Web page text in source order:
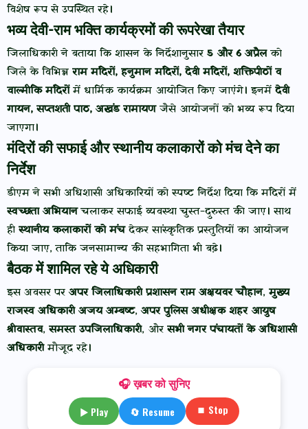
विशेष रूप से उपस्थित रहे।
भव्य देवी-राम भक्ति कार्यक्रमों की रूपरेखा तैयार
जिलाधिकारी ने बताया कि शासन के निर्देशानुसार 5 और 6 अप्रैलको
जिले के विभिन्न राम मंदिरों, हनुमान मंदिरों, देवी मंदिरों, शक्तिपीठों व
वाल्मीकि मंदिरोंमें धार्मिक कार्यक्रम आयोजित किए जाएंगे। इनमें देवी
गायन, सप्तशती पाठ, अखंड रामायणजैसे आयोजनों को भव्य रूप दिया
जाएगा।
मंदिरों की सफाई और स्थानीय कलाकारों को मंच देने का
निर्देश
डीएम ने सभी अधिशासी अधिकारियों को स्पष्ट निर्देश दिया कि मंदिरों में
स्वच्छता अभियानचलाकर सफाई व्यवस्था चुस्त-दुरुस्त की जाए। साथ
ही स्थानीय कलाकारों को मंचदेकर सांस्कृतिक प्रस्तुतियों का आयोजन
किया जाए, ताकि जनसामान्य की सहभागिता भी बढ़े।
बैठक में शामिल रहे ये अधिकारी
इस अवसर परअपर जिलाधिकारी प्रशासन राम अक्षयवर चौहान, मुख्य
राजस्व अधिकारी अजय अम्बष्ट,अपर पुलिस अधीक्षक शहर आयुष
श्रीवास्तव, समस्त उपजिलाधिकारी, और सभी नगर पंचायतों के अधिशासी
अधिकारीमौजूद रहे।
🎧 ख़बर को सुनिए
▶ Play 🔄 Resume ⏹ Stop